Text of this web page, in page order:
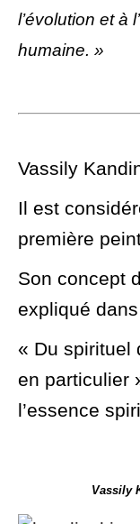
l’évolution et à
humaine. »
Vassily
Il est
première
Son concept
expliqué
« Du spirituel
en particulier
l’essence
Vassily